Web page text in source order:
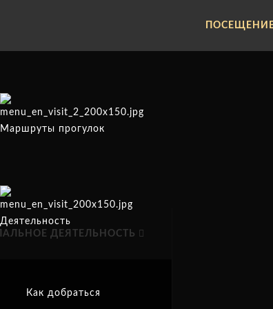
ДЕЯТЕЛЬНОСТЬ
Маршруты прогулок
Деятельность
Как добраться